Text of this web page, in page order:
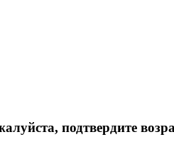
подтвердите